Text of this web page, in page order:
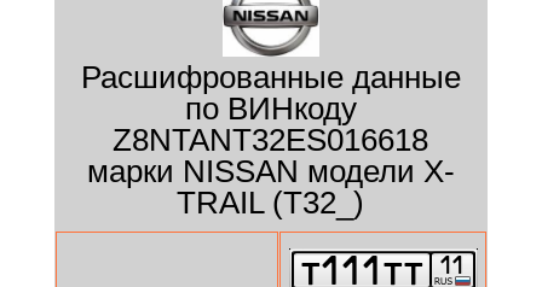
Расшифрованные данные
по ВИНкоду
Z8NTANT32ES016618
марки NISSAN модели X-
TRAIL (T32_)